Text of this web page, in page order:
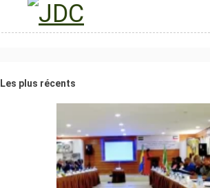
Les plus récents